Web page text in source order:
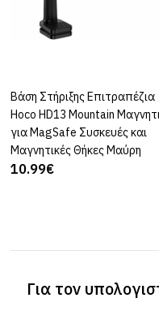
ΚΑΛΆΘΙ
Βάση Στήριξης Επιτραπέζια
Hoco HD13 Mountain
για MagSafe Συσκευές και
Μαγνητικές Θήκες Μαύρη
10.99€
Για τον